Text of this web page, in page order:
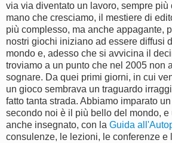
via via diventato un lavoro, sempre più
mano che cresciamo, il mestiere di
più complesso, ma anche appagante,
nostri giochi iniziano ad essere diffusi
mondo e, adesso che si avvicina il
troviamo a un punto che nel 2005 non
sognare. Da quei primi giorni, in cui
un gioco sembrava un traguardo
fatto tanta strada. Abbiamo imparato
secondo noi è il più bello del mondo,
anche insegnato, con la Guida
consulenze, le lezioni, le conferenze e